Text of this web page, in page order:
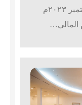
التابعة يوم الأربعاء ١٣سبتمبر ٢٠٢٣م
المالي…